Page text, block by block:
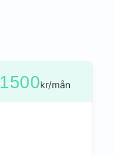
1500kr/mån